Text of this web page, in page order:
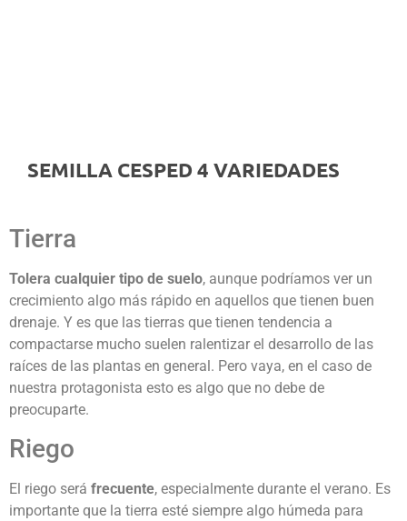
SEMILLA CESPED 4 VARIEDADES
Tierra
Tolera cualquier tipo de suelo, aunque podríamos ver un
crecimiento algo más rápido en aquellos que tienen buen
drenaje. Y es que las tierras que tienen tendencia a
compactarse mucho suelen ralentizar el desarrollo de las
raíces de las plantas en general. Pero vaya, en el caso de
nuestra protagonista esto es algo que no debe de
preocuparte.
Riego
El riego será frecuente, especialmente durante el verano. Es
importante que la tierra esté siempre algo húmeda para